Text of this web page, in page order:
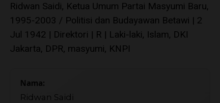
Ridwan Saidi, Ketua Umum Partai Masyumi Baru,
1995-2003 / Politisi dan Budayawan Betawi | 2
Jul 1942 | Direktori | R | Laki-laki, Islam, DKI
Jakarta, DPR, masyumi, KNPI
Nama:
Ridwan Saidi